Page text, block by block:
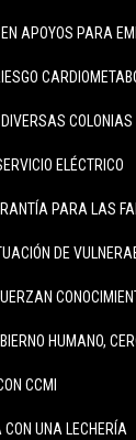
APOYOS PARA
COLONIAS
ELÉCTRICO
PARA LAS
DE
HUMANO,
CCMI
CON UNA LECHERÍA